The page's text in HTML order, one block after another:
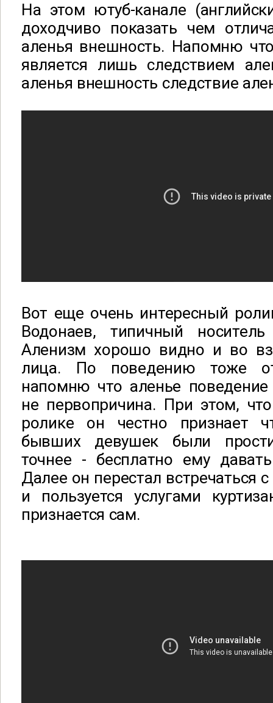
На этом ютуб-канале
доходчиво показать чем
аленья внешность. Напомню
является лишь следствием
аленья внешность следствие
Вот еще очень интересный
Водонаев, типичный
Аленизм хорошо видно и во
лица. По поведению тоже
напомню что аленье
не первопричина. При этом,
ролике он честно признает
бывших девушек были
точнее - бесплатно ему
Далее он перестал встречаться
и пользуется услугами
признается сам.